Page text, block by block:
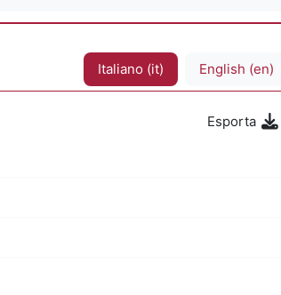
Italiano ‎(it)‎ English ‎(en)‎
Esporta